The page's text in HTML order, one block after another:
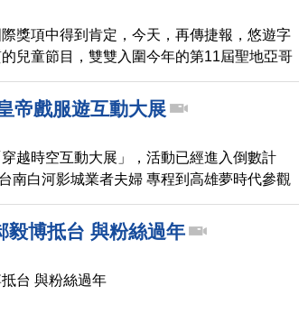
獎項中得到肯定，今天，再傳捷報，悠遊字
兒童節目，雙雙入圍今年的第11屆聖地亞哥
繼《天庭小子小乾坤》，為台灣摘下第一座
節目兒童類」金獎、以及《悠遊字在》入圍
際影展最佳短片之後，兩個優質兒童節目，
帝戲服遊互動大展
越時空互動大展」，活動已經進入倒數計
南白河影城業者夫婦 專程到高雄夢時代參觀
上了皇帝戲服，現場民眾看到皇帝出巡，都
毅博抵台 與粉絲過年
抵台 與粉絲過年